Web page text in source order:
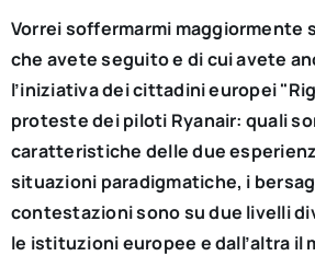
Vorrei soffermarmi maggiormente
che avete seguito e di cui avete
l’iniziativa dei cittadini europei
proteste dei piloti Ryanair: quali
caratteristiche delle due
situazioni paradigmatiche, i
contestazioni sono su due livelli
le istituzioni europee e dall’altra il